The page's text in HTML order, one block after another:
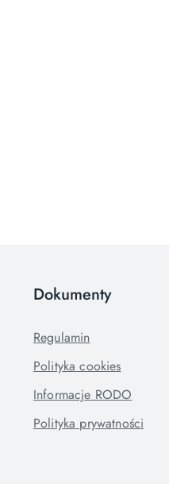
Dokumenty
Regulamin
Polityka cookies
Informacje RODO
Polityka prywatności